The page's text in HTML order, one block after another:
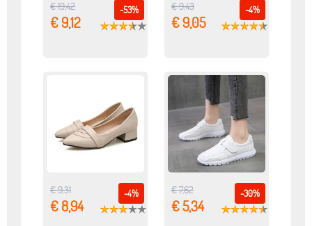
-53%
€ 19,42
€ 9,12
-4%
€ 9,43
€ 9,05
-4%
€ 9,31
€ 8,94
-30%
€ 7,62
€ 5,34